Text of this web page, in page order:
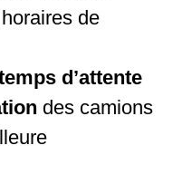
de
d’attente
des camions